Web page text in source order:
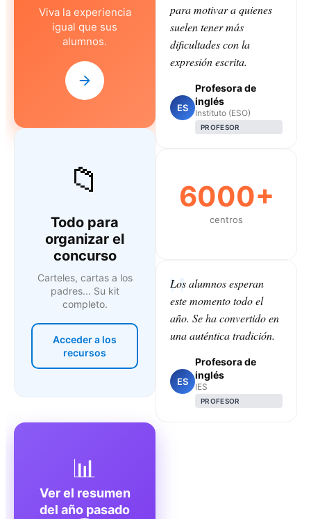
Viva la experiencia
igual que sus
alumnos.
📁
Todo para
organizar el
concurso
Carteles, cartas a los
padres... Su kit
completo.
Acceder a los
recursos
para motivar a quienes
suelen tener más
dificultades con la
expresión escrita.
ES
Profesora de
inglés
Instituto (ESO)
PROFESOR
6000+
centros
Los alumnos esperan
este momento todo el
año. Se ha convertido en
una auténtica tradición.
ES
Profesora de
inglés
IES
PROFESOR
📊
Ver el resumen
del año pasado